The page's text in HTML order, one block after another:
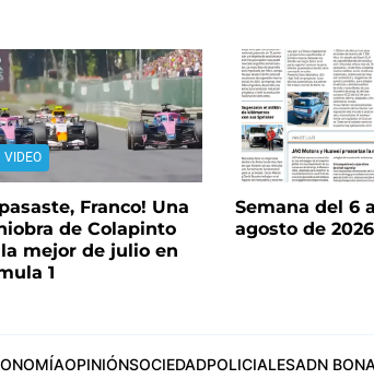
VIDEO
pasaste, Franco! Una
de Colapinto
mejor de julio en
1
Semana del 6
agosto de 2026
OPINIÓNSOCIEDADPOLICIALESADN